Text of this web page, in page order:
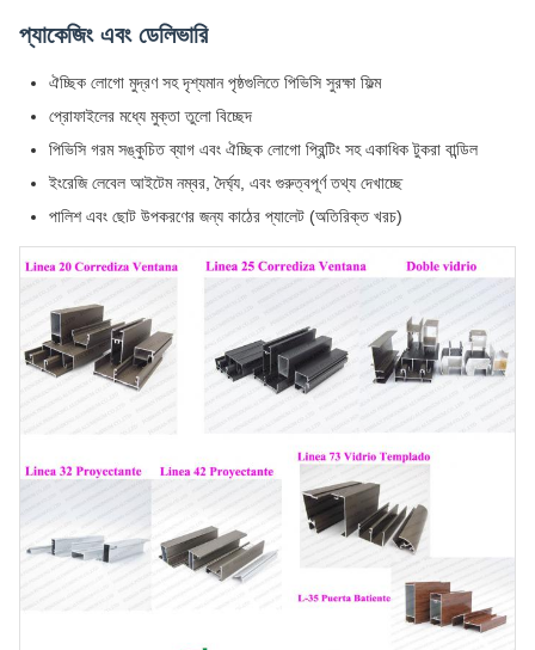
প্যাকেজিং এবং ডেলিভারি
ঐচ্ছিক লোগো মুদ্রণ সহ দৃশ্যমান পৃষ্ঠগুলিতে পিভিসি সুরক্ষা ফিল্ম
প্রোফাইলের মধ্যে মুক্তা তুলো বিচ্ছেদ
পিভিসি গরম সঙ্কুচিত ব্যাগ এবং ঐচ্ছিক লোগো প্রিন্টিং সহ একাধিক টুকরা বান্ডিল
ইংরেজি লেবেল আইটেম নম্বর, দৈর্ঘ্য, এবং গুরুত্বপূর্ণ তথ্য দেখাচ্ছে
পালিশ এবং ছোট উপকরণের জন্য কাঠের প্যালেট (অতিরিক্ত খরচ)